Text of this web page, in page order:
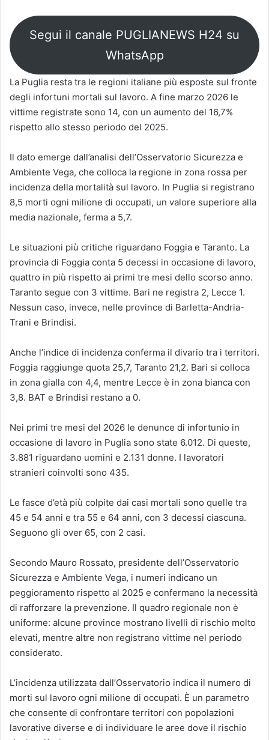
Segui il canale PUGLIANEWS H24 su
WhatsApp
La Puglia resta tra le regioni italiane più esposte sul fronte
degli infortuni mortali sul lavoro. A fine marzo 2026 le
vittime registrate sono 14, con un aumento del 16,7%
rispetto allo stesso periodo del 2025.
Il dato emerge dall’analisi dell’Osservatorio Sicurezza e
Ambiente Vega, che colloca la regione in zona rossa per
incidenza della mortalità sul lavoro. In Puglia si registrano
8,5 morti ogni milione di occupati, un valore superiore alla
media nazionale, ferma a 5,7.
Le situazioni più critiche riguardano Foggia e Taranto. La
provincia di Foggia conta 5 decessi in occasione di lavoro,
quattro in più rispetto ai primi tre mesi dello scorso anno.
Taranto segue con 3 vittime. Bari ne registra 2, Lecce 1.
Nessun caso, invece, nelle province di Barletta-Andria-
Trani e Brindisi.
Anche l’indice di incidenza conferma il divario tra i territori.
Foggia raggiunge quota 25,7, Taranto 21,2. Bari si colloca
in zona gialla con 4,4, mentre Lecce è in zona bianca con
3,8. BAT e Brindisi restano a 0.
Nei primi tre mesi del 2026 le denunce di infortunio in
occasione di lavoro in Puglia sono state 6.012. Di queste,
3.881 riguardano uomini e 2.131 donne. I lavoratori
stranieri coinvolti sono 435.
Le fasce d’età più colpite dai casi mortali sono quelle tra
45 e 54 anni e tra 55 e 64 anni, con 3 decessi ciascuna.
Seguono gli over 65, con 2 casi.
Secondo Mauro Rossato, presidente dell’Osservatorio
Sicurezza e Ambiente Vega, i numeri indicano un
peggioramento rispetto al 2025 e confermano la necessità
di rafforzare la prevenzione. Il quadro regionale non è
uniforme: alcune province mostrano livelli di rischio molto
elevati, mentre altre non registrano vittime nel periodo
considerato.
L’incidenza utilizzata dall’Osservatorio indica il numero di
morti sul lavoro ogni milione di occupati. È un parametro
che consente di confrontare territori con popolazioni
lavorative diverse e di individuare le aree dove il rischio